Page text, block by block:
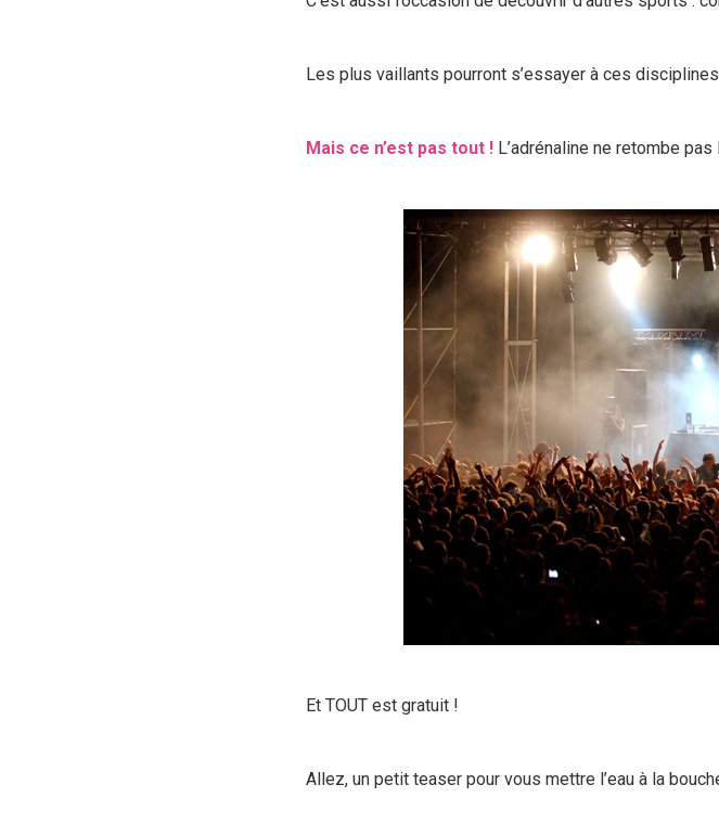
Les plus vaillants pourront s’essayer à ces
Mais ce n’est pas tout ! L’adrénaline ne retombe
Et TOUT est gratuit !
Allez, un petit teaser pour vous mettre l’eau à la